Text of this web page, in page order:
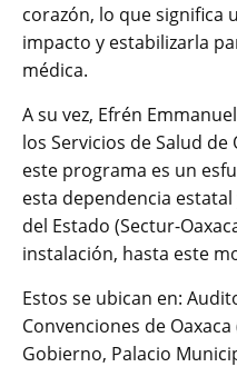
corazón, lo que significa
impacto y estabilizarla
médica.
A su vez, Efrén
los Servicios de Salud de
este programa es un
esta dependencia
del Estado (Sectur-
instalación, hasta este
Estos se ubican en:
Convenciones de Oaxaca
Gobierno, Palacio